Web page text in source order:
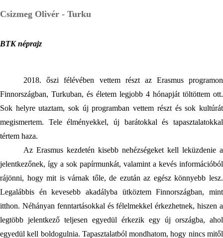
Csizmeg Olivér - Turku
BTK néprajz
2018. őszi félévében vettem részt az Erasmus programon
Finnországban, Turkuban, és életem legjobb 4 hónapját töltöttem ott.
Sok helyre utaztam, sok új programban vettem részt és sok kultúrát
megismertem. Tele élményekkel, új barátokkal és tapasztalatokkal
tértem haza.
Az Erasmus kezdetén kisebb nehézségeket kell leküzdenie a
jelentkezőnek, így a sok papírmunkát, valamint a kevés információból
rájönni, hogy mit is várnak tőle, de ezután az egész könnyebb lesz.
Legalábbis én kevesebb akadályba ütköztem Finnországban, mint
itthon. Néhányan fenntartásokkal és félelmekkel érkezhetnek, hiszen a
legtöbb jelentkező teljesen egyedül érkezik egy új országba, ahol
egyedül kell boldogulnia. Tapasztalatból mondhatom, hogy nincs mitől